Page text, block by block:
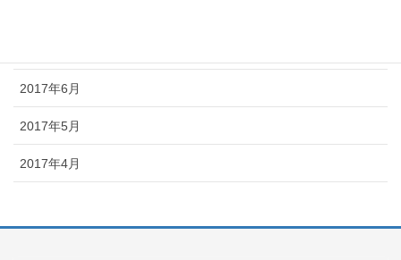
2017年6月
2017年5月
2017年4月